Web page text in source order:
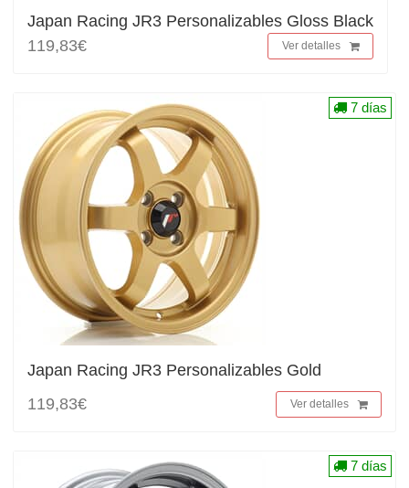
Japan Racing JR3 Personalizables Gloss Black
119,83€
Ver detalles
Japan Racing JR3 Personalizables Gold
119,83€
Ver detalles
7 días
7 días